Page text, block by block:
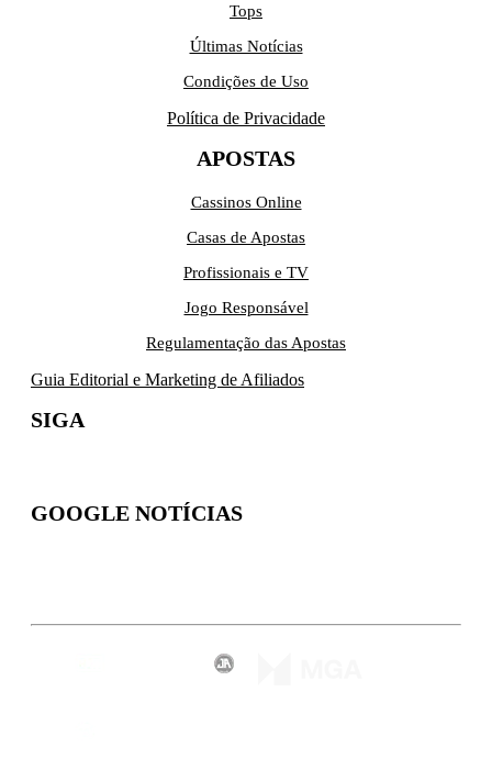
Tops
Últimas Notícias
Condições de Uso
Política de Privacidade
APOSTAS
Cassinos Online
Casas de Apostas
Profissionais e TV
Jogo Responsável
Regulamentação das Apostas
Guia Editorial e Marketing de Afiliados
SIGA
GOOGLE NOTÍCIAS